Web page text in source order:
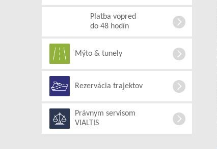
Platba vopred
do 48 hodín
Mýto & tunely
Rezervácia trajektov
Právnym servisom
VIALTIS